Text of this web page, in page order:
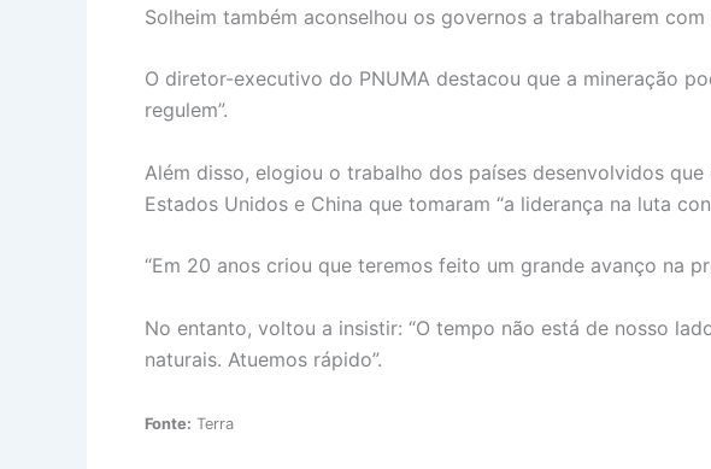
Solheim também aconselhou os governos a trabalharem
O diretor-executivo do PNUMA destacou que a mineração
regulem”.
Além disso, elogiou o trabalho dos países desenvolvidos
Estados Unidos e China que tomaram “a liderança na luta
“Em 20 anos criou que teremos feito um grande avanço na
No entanto, voltou a insistir: “O tempo não está de nosso
naturais. Atuemos rápido”.
Fonte: Terra